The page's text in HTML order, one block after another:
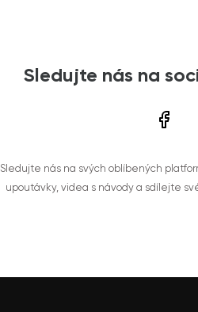
Sledujte nás na
Sledujte nás na svých oblíbených
upoutávky, videa s návody a sdílejte